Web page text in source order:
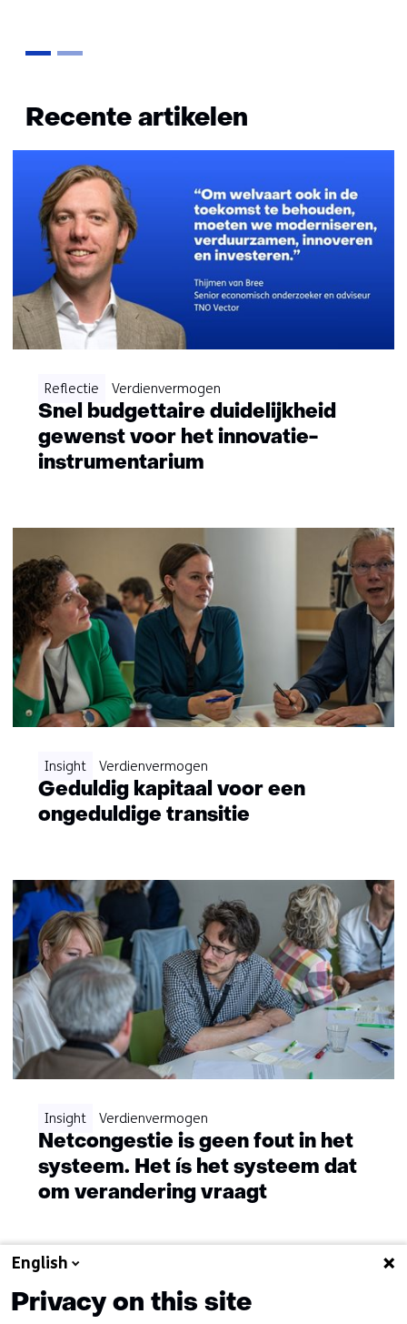
naar
contact
met
ons
op)
Recente artikelen
Snel budgettaire duidelijkheid
gewenst voor het innovatie-
instrumentarium
Reflectie Verdienvermogen
Geduldig kapitaal voor een
ongeduldige transitie
Insight Verdienvermogen
Netcongestie is geen fout in het
systeem. Het ís het systeem dat
om verandering vraagt
Insight Verdienvermogen
Naar het overzicht
English
Privacy on this site